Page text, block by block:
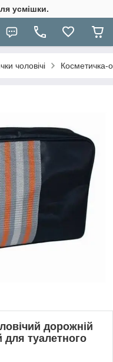
усмішки.
чоловічі Косметичка-
дорожній
для туалетного